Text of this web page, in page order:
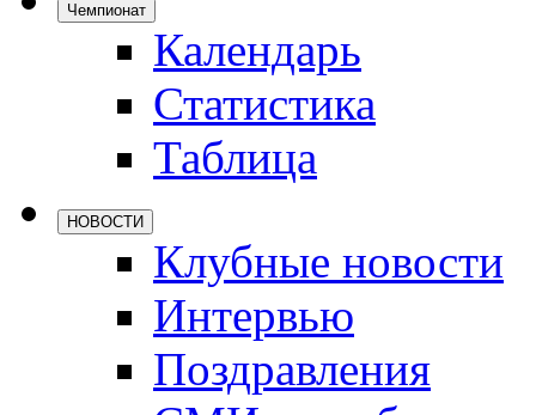
Чемпионат
Календарь
Статистика
Таблица
НОВОСТИ
Клубные новости
Интервью
Поздравления